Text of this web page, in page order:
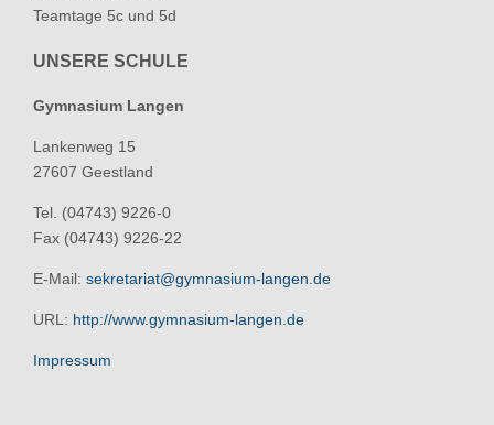
Teamtage 5c und 5d
UNSERE SCHULE
Gymnasium Langen
Lankenweg 15
27607 Geestland
Tel. (04743) 9226-0
Fax (04743) 9226-22
E-Mail: sekretariat@gymnasium-langen.de
URL: http://www.gymnasium-langen.de
Impressum